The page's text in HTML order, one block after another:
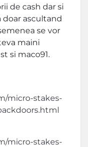
de cash dar si
ascultand
se vor
maini
si maco91.
micro-stakes-
micro-stakes-